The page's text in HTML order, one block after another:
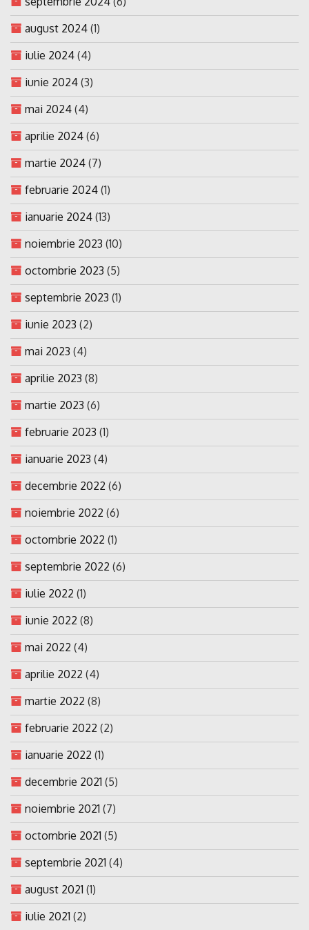
august 2024 (1)
iulie 2024 (4)
iunie 2024 (3)
mai 2024 (4)
aprilie 2024 (6)
martie 2024 (7)
februarie 2024 (1)
ianuarie 2024 (13)
noiembrie 2023 (10)
octombrie 2023 (5)
septembrie 2023 (1)
iunie 2023 (2)
mai 2023 (4)
aprilie 2023 (8)
martie 2023 (6)
februarie 2023 (1)
ianuarie 2023 (4)
decembrie 2022 (6)
noiembrie 2022 (6)
octombrie 2022 (1)
septembrie 2022 (6)
iulie 2022 (1)
iunie 2022 (8)
mai 2022 (4)
aprilie 2022 (4)
martie 2022 (8)
februarie 2022 (2)
ianuarie 2022 (1)
decembrie 2021 (5)
noiembrie 2021 (7)
octombrie 2021 (5)
septembrie 2021 (4)
august 2021 (1)
iulie 2021 (2)